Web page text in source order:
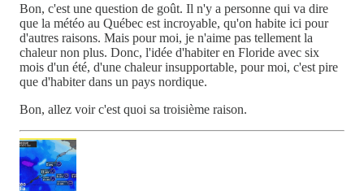
Bon, c'est une question de goût. Il n'y a personne qui va dire
que la météo au Québec est incroyable, qu'on habite ici pour
d'autres raisons. Mais pour moi, je n'aime pas tellement la
chaleur non plus. Donc, l'idée d'habiter en Floride avec six
mois d'un été, d'une chaleur insupportable, pour moi, c'est pire
que d'habiter dans un pays nordique.
Bon, allez voir c'est quoi sa troisième raison.